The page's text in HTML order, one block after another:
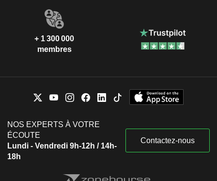
+ 1 300 000
membres
NOS EXPERTS À VOTRE
ÉCOUTE
Lundi - Vendredi 9h-12h / 14h-
18h
Contactez-nous